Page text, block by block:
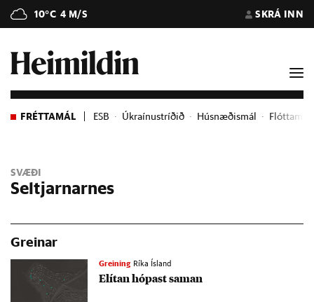
10°C 4 M/S SKRÁ INN
FRÉTTAMÁL ESB Úkraínustríðið Húsnæðismál
SVÆÐI
Seltjarnarnes
Greinar
Greining Ríka Ísland
Elít­an hóp­ast sam­an